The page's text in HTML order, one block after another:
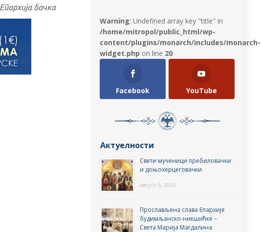
Епархија бачка
Warning: Undefined array key "title" in
/home/mitropol/public_html/wp-
content/plugins/monarch/includes/monarch-
widget.php on line 20
Facebook YouTube
Актуелности
Свети мученици пребиловачки
и доњохерцеговачки
август 5, 2026
Прослављена слава Епархије
будимљанско-никшићке –
Света Марија Магдалина